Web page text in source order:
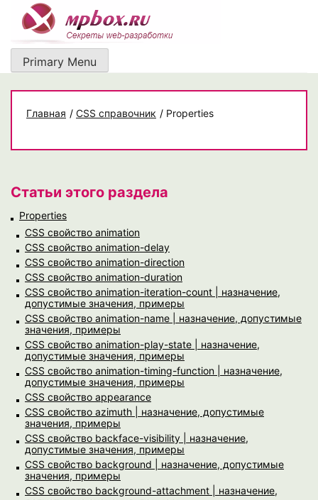
content
Primary Menu
Главная / CSS справочник / Properties
Статьи этого раздела
Properties
CSS свойство animation
CSS свойство animation-delay
CSS свойство animation-direction
CSS свойство animation-duration
CSS свойство animation-iteration-count | назначение,
допустимые значения, примеры
CSS свойство animation-name | назначение, допустимые
значения, примеры
CSS свойство animation-play-state | назначение,
допустимые значения, примеры
CSS свойство animation-timing-function | назначение,
допустимые значения, примеры
CSS свойство appearance
CSS свойство azimuth | назначение, допустимые
значения, примеры
CSS свойство backface-visibility | назначение,
допустимые значения, примеры
CSS свойство background | назначение, допустимые
значения, примеры
CSS свойство background-attachment | назначение,